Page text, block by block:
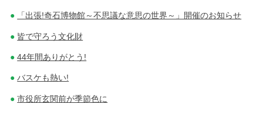
「出張!奇石博物館～不思議な意思の世界～」開催のお知らせ
皆で守ろう文化財
44年間ありがとう!
バスケも熱い!
市役所玄関前が季節色に